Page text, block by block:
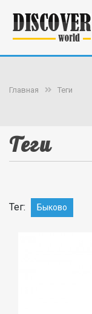
Главная Теги
Теги
Тег: Быково